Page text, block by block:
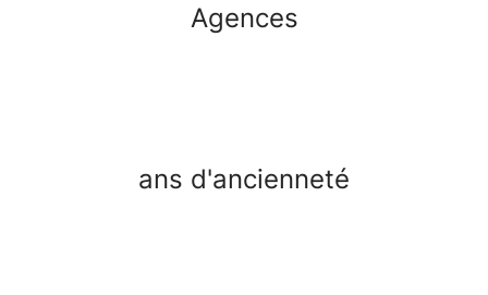
Agences
ans d'ancienneté